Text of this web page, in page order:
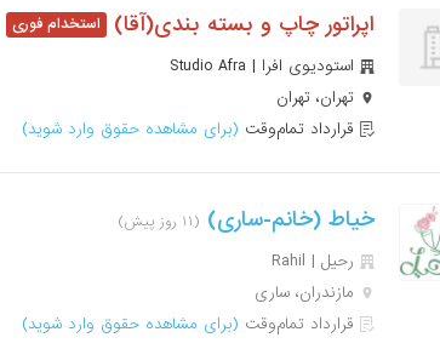
اپراتور چاپ و بسته بندی(آقا)
استودیوی افرا | Studio Afra
تهران، تهران
قرارداد تمام‌وقت (برای مشاهده حقوق وارد شوید)
خیاط (خانم-ساری) (۱۱ روز پیش)
رحیل | Rahil
مازندران، ساری
قرارداد تمام‌وقت (برای مشاهده حقوق وارد شوید)